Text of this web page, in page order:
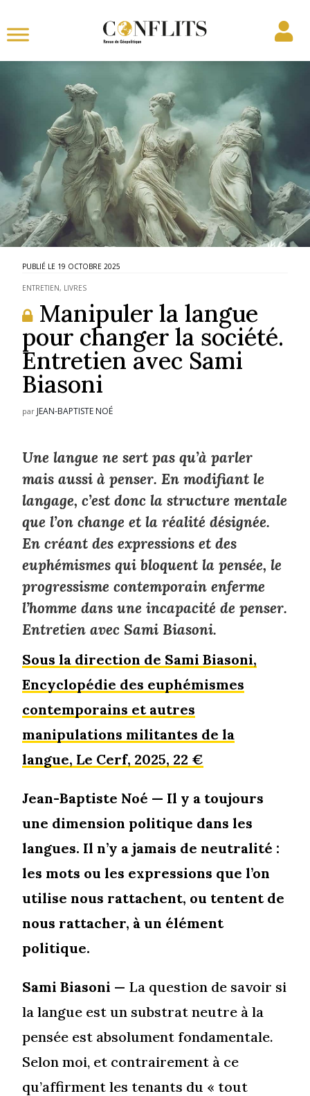
19 OCTOBRE 2025
ENTRETIEN, LIVRES
Manipuler la langue
pour changer la société.
Entretien avec Sami
Biasoni
par JEAN-BAPTISTE NOÉ
Une langue ne sert pas qu’à parler
mais aussi à penser. En modifiant le
langage, c’est donc la structure mentale
que l’on change et la réalité désignée.
En créant des expressions et des
euphémismes qui bloquent la pensée, le
progressisme contemporain enferme
l’homme dans une incapacité de penser.
Entretien avec Sami Biasoni.
Sous la direction de Sami Biasoni,
Encyclopédie des euphémismes
contemporains et autres
manipulations militantes de la
langue, Le Cerf, 2025, 22 €
Jean-Baptiste Noé — Il y a toujours
une dimension politique dans les
langues. Il n’y a jamais de neutralité :
les mots ou les expressions que l’on
utilise nous rattachent, ou tentent de
nous rattacher, à un élément
politique.
Sami Biasoni — La question de savoir si
la langue est un substrat neutre à la
pensée est absolument fondamentale.
Selon moi, et contrairement à ce
qu’affirment les tenants du « tout